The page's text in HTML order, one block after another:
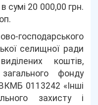
сумі 20 000,00 грн.
господарського
селищної ради
коштів,
фонду
0113242 «Інші
захисту і